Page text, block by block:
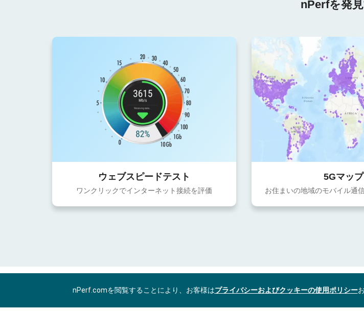
nPerfを発
ウェブスピードテスト
ワンクリックでインターネット接続を評価
5Gマップ
お住まいの地域のモバイル通
nPerf.comを閲覧することにより、お客様はプライバシーおよびクッキーの使用ポリシー